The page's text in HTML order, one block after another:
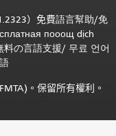
）免費語言幫助/免
пооощ dịch
料の言語支援/ 무료 언어
。保留所有權利。